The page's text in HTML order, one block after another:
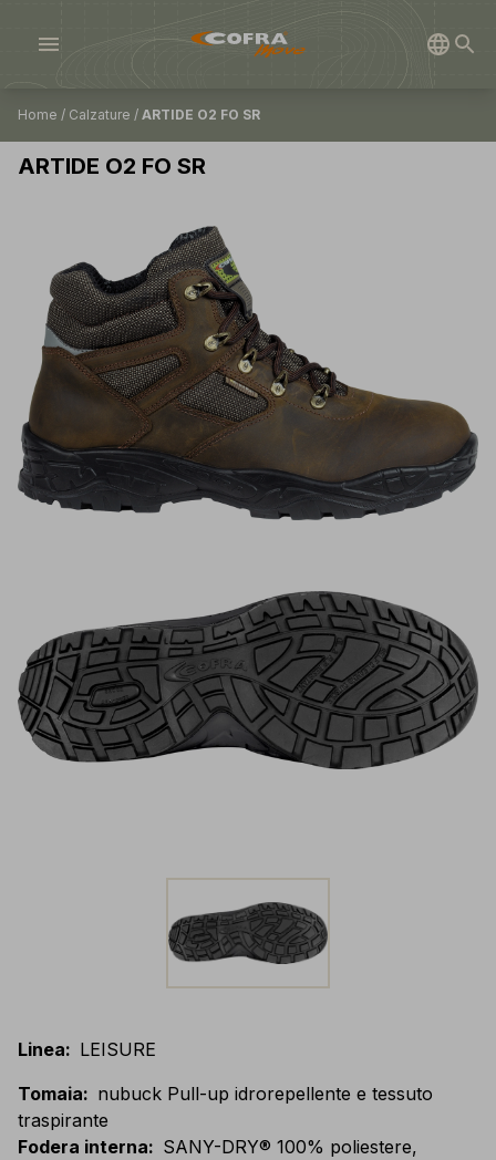
menu
Home / Calzature / ARTIDE O2 FO SR
ARTIDE O2 FO SR
Linea: LEISURE
Tomaia: nubuck Pull-up idrorepellente e tessuto
traspirante
Fodera interna: SANY-DRY® 100% poliestere,